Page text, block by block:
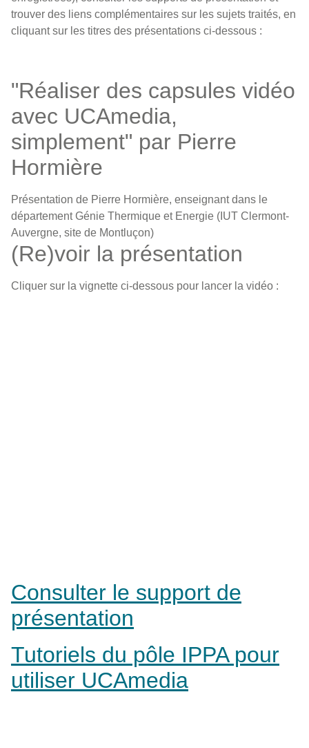
trouver des liens complémentaires sur les sujets traités, en
cliquant sur les titres des présentations ci-dessous :
"Réaliser des capsules vidéo
avec UCAmedia,
simplement" par Pierre
Hormière
Présentation de Pierre Hormière, enseignant dans le
département Génie Thermique et Energie (IUT Clermont-
Auvergne, site de Montluçon)
(Re)voir la présentation
Cliquer sur la vignette ci-dessous pour lancer la vidéo :
Consulter le support de
présentation
Tutoriels du pôle IPPA pour
utiliser UCAmedia